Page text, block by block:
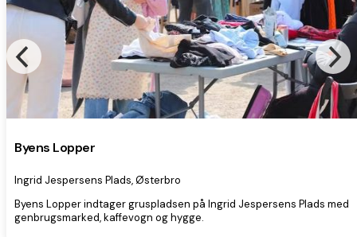
Byens Lopper
Ingrid Jespersens Plads, Østerbro
Byens Lopper indtager gruspladsen på Ingrid Jespersens Plads med
genbrugsmarked, kaffevogn og hygge.